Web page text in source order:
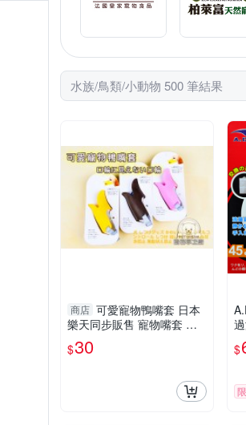
水族/鳥類/小動物 500 筆結果
商店 可愛寵物鴨嘴套 日本
樂天同步販售 寵物嘴套 寵
物防舔 防咬 防亂吃 嘴套 狗
口罩
$30 $